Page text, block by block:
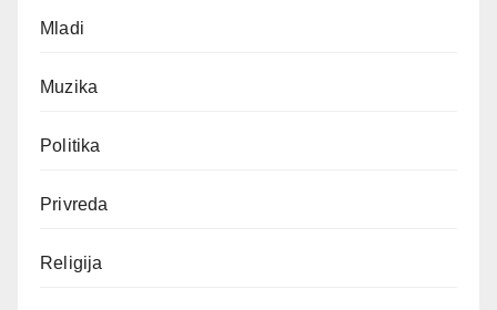
Mladi
Muzika
Politika
Privreda
Religija